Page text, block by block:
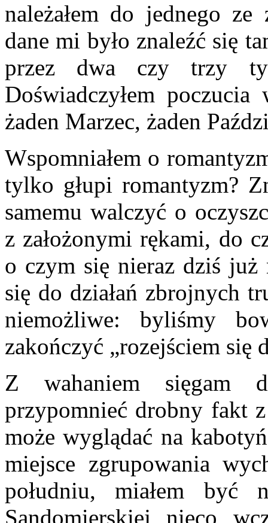
należałem do jednego
dane mi było znaleźć się
przez dwa czy trzy
Doświadczyłem
żaden Marzec, żaden
Wspomniałem o
tylko głupi romantyzm?
samemu walczyć o
z założonymi rękami, do
o czym się nieraz dziś
się do działań zbrojnych
niemożliwe: byliśmy
zakończyć „rozejściem się
Z wahaniem sięgam
przypomnieć drobny fakt
może wyglądać na
miejsce zgrupowania
południu, miałem
Sandomierskiej nieco